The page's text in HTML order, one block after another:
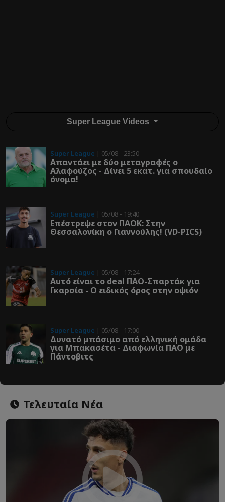
Super League Videos
Super League | 05/08 - 23:50
Απαντάει με δύο μεταγραφές ο
Αλαφούζος - Δίνει 5 εκατ. για σπουδαίο
όνομα!
Super League | 05/08 - 19:40
Επέστρεψε στον ΠΑOK: Στην
Θεσσαλονίκη ο Γιαννούλης! (VD-PICS)
Super League | 05/08 - 17:24
Αυτό είναι το deal ΠΑΟ-Σπαρτάκ για
Γκαρσία - Ο ειδικός όρος στην οψιόν
Super League | 05/08 - 17:00
Δυνατό μπάσιμο από ελληνική ομάδα
για Μπακασέτα - Διαφωνία ΠΑΟ με
Πάντοβιτς
Τελευταία Νέα